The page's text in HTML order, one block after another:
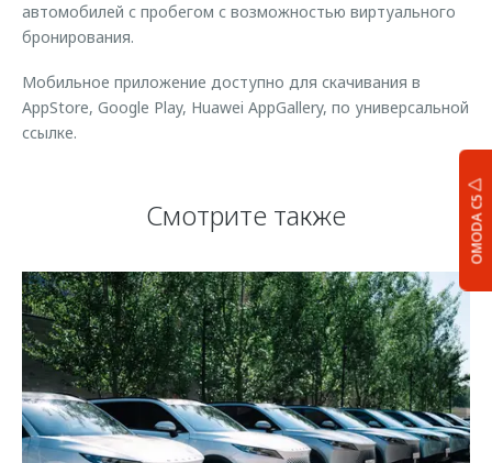
OMODA C5
автомобилей с пробегом с возможностью виртуального
бронирования.
Мобильное приложение доступно для скачивания в
AppStore, Google Play, Huawei AppGallery, по универсальной
ссылке.
Смотрите также